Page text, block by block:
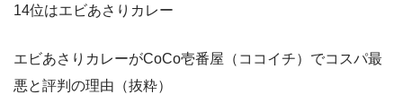
14位はエビあさりカレー
エビあさりカレーがCoCo壱番屋（ココイチ）でコスパ最
悪と評判の理由（抜粋）